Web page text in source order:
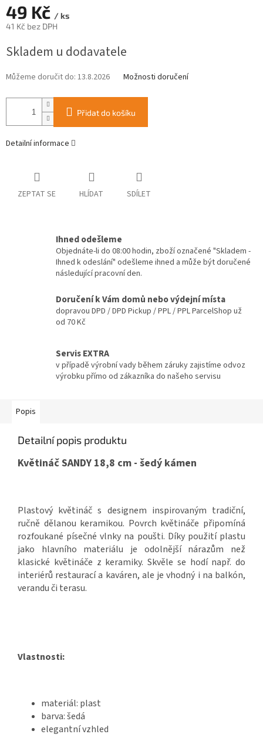
49 Kč / ks
41 Kč bez DPH
cena:
Skladem u dodavatele
Můžeme doručit do: 13.8.2026 Možnosti doručení
Přidat do košíku
Detailní informace
ZEPTAT SE HLÍDAT SDÍLET
Ihned odešleme
Objednáte-li do 08:00 hodin, zboží označené "Skladem -
Ihned k odeslání" odešleme ihned a může být doručené
následující pracovní den.
Doručení k Vám domů nebo výdejní místa
dopravou DPD / DPD Pickup / PPL / PPL ParcelShop už
od 70 Kč
Servis EXTRA
v případě výrobní vady během záruky zajistíme odvoz
výrobku přímo od zákazníka do našeho servisu
Popis
Detailní popis produktu
Květináč SANDY 18,8 cm - šedý kámen
Plastový květináč s designem inspirovaným tradiční,
ručně dělanou keramikou. Povrch květináče připomíná
rozfoukané písečné vlnky na poušti. Díky použití plastu
jako hlavního materiálu je odolnější nárazům než
klasické květináče z keramiky. Skvěle se hodí např. do
interiérů restaurací a kaváren, ale je vhodný i na balkón,
verandu či terasu.
Vlastnosti:
materiál: plast
barva: šedá
elegantní vzhled